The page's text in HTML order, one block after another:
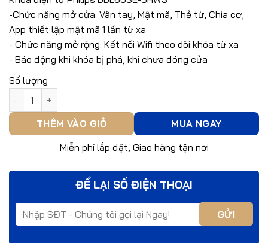
là:
7.875.000 ₫.
tại
là:
-Chức năng mở cửa: Vân tay, Mật mã, Thẻ từ, Chìa cơ,
App thiết lập mật mã 1 lần từ xa
- Chức năng mở rộng: Kết nối Wifi theo dõi khóa từ xa
- Báo động khi khóa bị phá, khi chưa đóng cửa
Số lượng
THÊM VÀO GIỎ
MUA NGAY
Miễn phí lắp đặt, Giao hàng tận nơi
ĐỂ LẠI SỐ ĐIỆN THOẠI